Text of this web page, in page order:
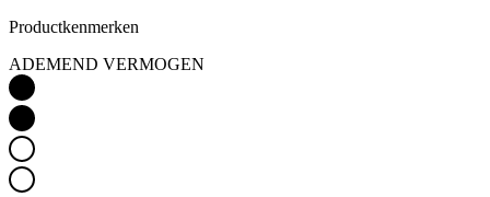
Productkenmerken
ADEMEND VERMOGEN